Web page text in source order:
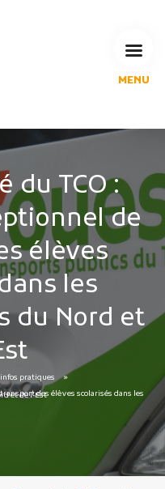
MENU
DE COLLECTE
du TCO :
de
élèves
les
du Nord et
pratiques
dans les établissements du Nord et de l’Est